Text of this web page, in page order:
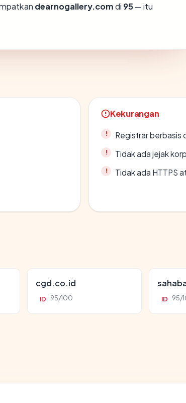
dearnogallery.comdi 95— itu
Kekurangan
Registrar berbasis
Tidak ada jejak
Tidak ada HTTPS
cgd.co.id
ID 95/100 ID 95/